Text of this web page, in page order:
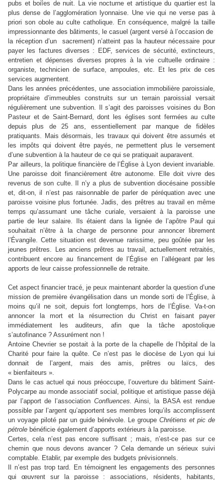
pubs et boiîes de nuit. La vie nocturne et artistique du quartier est la
plus dense de l’agglomération lyonnaise. Une vie qui ne verse pas à
priori son obole au culte catholique. En conséquence, malgré la taille
impressionnante des bâtiments, le casuel (argent versé à l’occasion de
la réception d’un sacrement) n’atteint pas la hauteur nécessaire pour
payer les factures diverses : EDF, services de sécurité, extincteurs,
entretien et dépenses diverses propres à la vie cultuelle ordinaire :
organiste, technicien de surface, ampoules, etc. Et les prix de ces
services augmentent.
Dans les années précédentes, une association immobilière paroissiale,
propriétaire d’immeubles construits sur un terrain paroissial versait
régulièrement une subvention. Il s’agit des paroisses voisines du Bon
Pasteur et de Saint-Bernard, dont les églises sont fermées au culte
depuis plus de 25 ans, essentiellement par manque de fidèles
pratiquants. Mais désormais, les travaux qui doivent être assumés et
les impôts qui doivent être payés, ne permettent plus le versement
d’une subvention à la hauteur de ce qui se pratiquait auparavent.
Par ailleurs, la politique financière de l’Église à Lyon devient invariable.
Une paroisse doit financièrement être autonome. Elle doit vivre des
revenus de son culte. Il n’y a plus de subvention diocésaine possible
et, dit-on, il n’est pas raisonnable de parler de péréquation avec une
paroisse voisine plus fortunée. Jadis, des prêtres au travail en même
temps qu’assumant une tâche curiale, versaient à la paroisse une
partie de leur salaire. Ils étaient dans la lignée de l’apôtre Paul qui
souhaitait n’être à la charge de personne pour annoncer librement
l’Évangile. Cette situation est devenue rarissime, peu goûtée par les
jeunes prêtres. Les anciens prêtres au travail, actuellement retraités,
contribuent encore au financement de l’Église en l’allégeant par les
apports de leur caisse professionnelle de retraite.
Cet aspect financier tracé, je peux maintenant aborder la question d’une
mission de première évangélisation dans un monde sorti de l’Église, à
moins qu’il ne soit, depuis fort longtemps, hors de l’Église. Va-t-on
annoncer la mort et la résurrection du Christ en faisant payer
immédiatement les auditeurs, afin que la tâche apostolique
s’autofinance ? Assurément non !
Antoine Chevrier se postait à la porte de la chapelle de l’hôpital de la
Charité pour faire la quête. Ce n’est pas le diocèse de Lyon qui lui
donnait de l’argent, mais des amis, prêtres ou laïcs, des
« bienfaiteurs ».
Dans le cas actuel qui nous préoccupe, l’ouverture du bâtiment Saint-
Polycarpe au monde associatif social, politique et artistique passe déjà
par l’apport de l’association Confluences. Ainsi, la BASA est rendue
possible par l’argent qu’apportent ses membres lorqu’ils accomplissent
un voyage piloté par un guide bénévole. Le groupe Chrétiens et pic de
pétrole bénéficie également d’apports extérieurs à la paroisse.
Certes, cela n’est pas encore suffisant ; mais, n’est-ce pas sur ce
chemin que nous devons avancer ? Cela demande un sérieux suivi
comptable. Etablir, par exemple des budgets prévisionnels.
Il n’est pas trop tard. En témoignent les engagements des personnes
qui œuvrent sur la paroisse : associations, résidents, habitants,